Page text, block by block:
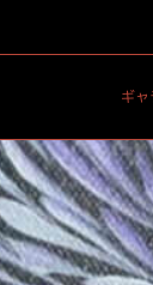
ギ